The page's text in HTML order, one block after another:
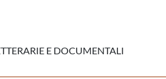
E DOCUMENTALI